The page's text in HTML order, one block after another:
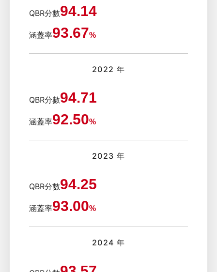
QBR分數94.14
涵蓋率93.67%
2022 年
QBR分數94.71
涵蓋率92.50%
2023 年
QBR分數94.25
涵蓋率93.00%
2024 年